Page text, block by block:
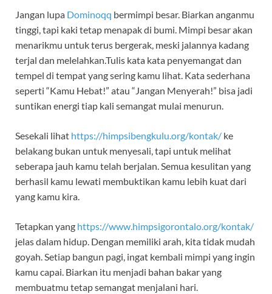
Jangan lupa Dominoqq bermimpi besar. Biarkan anganmu
tinggi, tapi kaki tetap menapak di bumi. Mimpi besar akan
menarikmu untuk terus bergerak, meski jalannya kadang
terjal dan melelahkan.Tulis kata kata penyemangat dan
tempel di tempat yang sering kamu lihat. Kata sederhana
seperti “Kamu Hebat!” atau “Jangan Menyerah!” bisa jadi
suntikan energi tiap kali semangat mulai menurun.
Sesekali lihat https://himpsibengkulu.org/kontak/ ke
belakang bukan untuk menyesali, tapi untuk melihat
seberapa jauh kamu telah berjalan. Semua kesulitan yang
berhasil kamu lewati membuktikan kamu lebih kuat dari
yang kamu kira.
Tetapkan yang https://www.himpsigorontalo.org/kontak/
jelas dalam hidup. Dengan memiliki arah, kita tidak mudah
goyah. Setiap bangun pagi, ingat kembali mimpi yang ingin
kamu capai. Biarkan itu menjadi bahan bakar yang
membuatmu tetap semangat menjalani hari.